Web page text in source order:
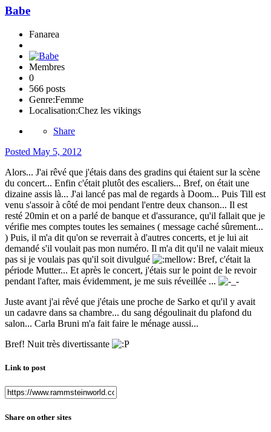
Babe
Fanarea
Membres
0
566 posts
Genre:Femme
Localisation:Chez les vikings
Share
Posted May 5, 2012
Alors... J'ai rêvé que j'étais dans des gradins qui étaient sur la scène
du concert... Enfin c'était plutôt des escaliers... Bref, on était une
dizaine assis là... J'ai lancé pas mal de regards à Doom... Puis Till est
venu s'assoir à côté de moi pendant l'entre deux chanson... Il est
resté 20min et on a parlé de banque et d'assurance, qu'il fallait que je
vérifie mes comptes toutes les semaines ( message caché sûrement...
) Puis, il m'a dit qu'on se reverrait à d'autres concerts, et je lui ait
demandé s'il voulait pas mon numéro. Il m'a dit qu'il ne valait mieux
pas si je voulais pas qu'il soit divulgué
Bref, c'était la
période Mutter... Et après le concert, j'étais sur le point de le revoir
pendant l'after, mais évidemment, je me suis réveillée ...
Juste avant j'ai rêvé que j'étais une proche de Sarko et qu'il y avait
un cadavre dans sa chambre... du sang dégoulinait du plafond du
salon... Carla Bruni m'a fait faire le ménage aussi...
Bref! Nuit très divertissante
Link to post
Share on other sites